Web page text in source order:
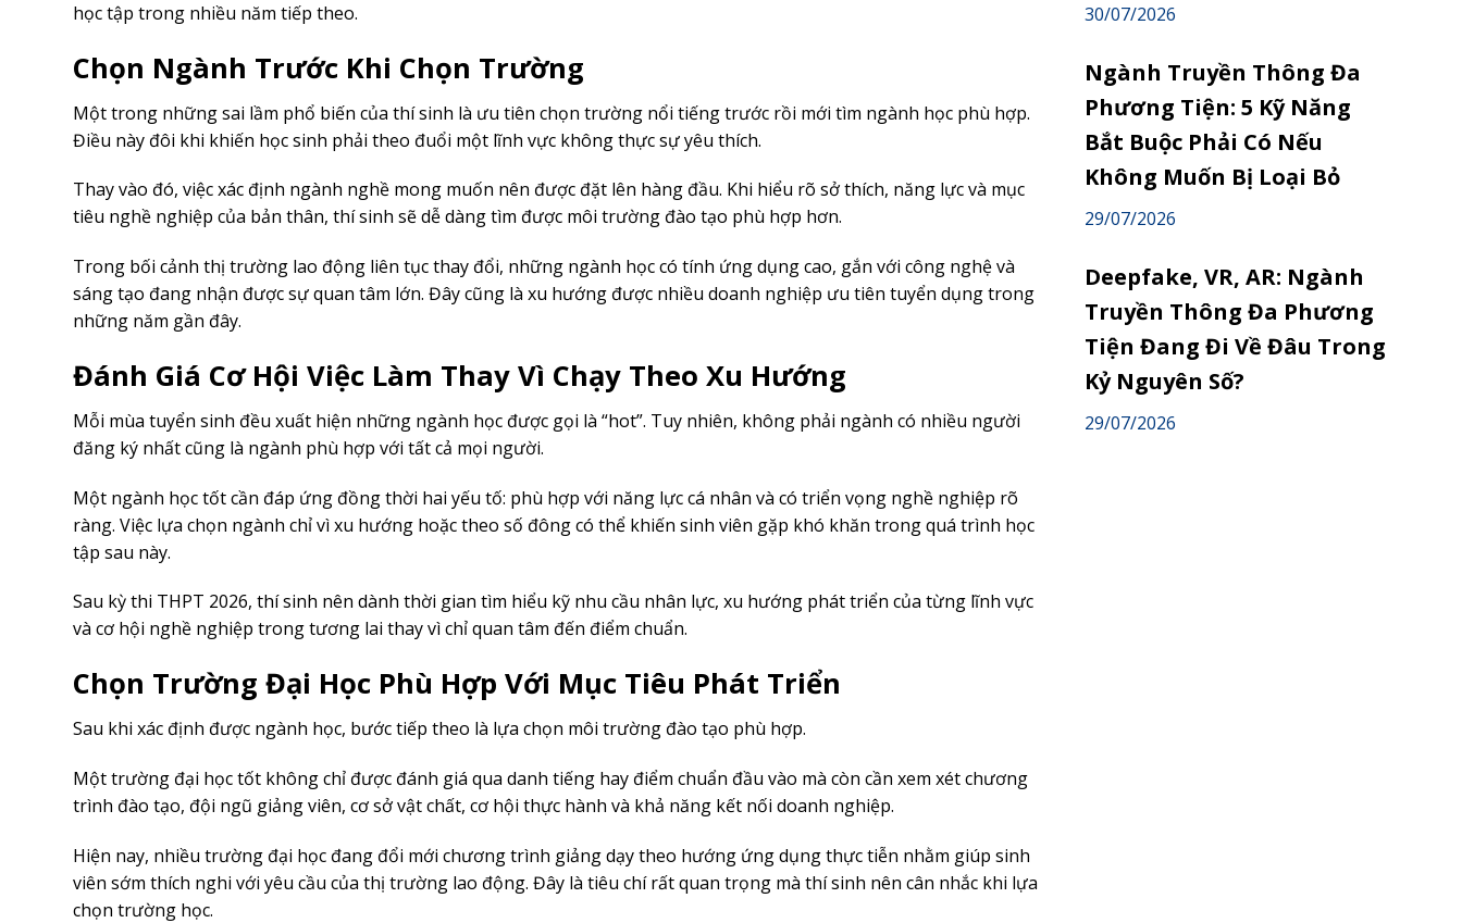
học tập trong nhiều năm tiếp theo.
Chọn Ngành Trước Khi Chọn Trường
Một trong những sai lầm phổ biến của thí sinh là ưu tiên chọn trường nổi tiếng trước rồi mới tìm ngành học phù hợp.
Điều này đôi khi khiến học sinh phải theo đuổi một lĩnh vực không thực sự yêu thích.
Thay vào đó, việc xác định ngành nghề mong muốn nên được đặt lên hàng đầu. Khi hiểu rõ sở thích, năng lực và mục
tiêu nghề nghiệp của bản thân, thí sinh sẽ dễ dàng tìm được môi trường đào tạo phù hợp hơn.
Trong bối cảnh thị trường lao động liên tục thay đổi, những ngành học có tính ứng dụng cao, gắn với công nghệ và
sáng tạo đang nhận được sự quan tâm lớn. Đây cũng là xu hướng được nhiều doanh nghiệp ưu tiên tuyển dụng trong
những năm gần đây.
Đánh Giá Cơ Hội Việc Làm Thay Vì Chạy Theo Xu Hướng
Mỗi mùa tuyển sinh đều xuất hiện những ngành học được gọi là “hot”. Tuy nhiên, không phải ngành có nhiều người
đăng ký nhất cũng là ngành phù hợp với tất cả mọi người.
Một ngành học tốt cần đáp ứng đồng thời hai yếu tố: phù hợp với năng lực cá nhân và có triển vọng nghề nghiệp rõ
ràng. Việc lựa chọn ngành chỉ vì xu hướng hoặc theo số đông có thể khiến sinh viên gặp khó khăn trong quá trình học
tập sau này.
Sau kỳ thi THPT 2026, thí sinh nên dành thời gian tìm hiểu kỹ nhu cầu nhân lực, xu hướng phát triển của từng lĩnh vực
và cơ hội nghề nghiệp trong tương lai thay vì chỉ quan tâm đến điểm chuẩn.
Chọn Trường Đại Học Phù Hợp Với Mục Tiêu Phát Triển
Sau khi xác định được ngành học, bước tiếp theo là lựa chọn môi trường đào tạo phù hợp.
Một trường đại học tốt không chỉ được đánh giá qua danh tiếng hay điểm chuẩn đầu vào mà còn cần xem xét chương
trình đào tạo, đội ngũ giảng viên, cơ sở vật chất, cơ hội thực hành và khả năng kết nối doanh nghiệp.
Hiện nay, nhiều trường đại học đang đổi mới chương trình giảng dạy theo hướng ứng dụng thực tiễn nhằm giúp sinh
viên sớm thích nghi với yêu cầu của thị trường lao động. Đây là tiêu chí rất quan trọng mà thí sinh nên cân nhắc khi lựa
chọn trường học.
30/07/2026
Ngành Truyền Thông Đa
Phương Tiện: 5 Kỹ Năng
Bắt Buộc Phải Có Nếu
Không Muốn Bị Loại Bỏ
29/07/2026
Deepfake, VR, AR: Ngành
Truyền Thông Đa Phương
Tiện Đang Đi Về Đâu Trong
Kỷ Nguyên Số?
29/07/2026